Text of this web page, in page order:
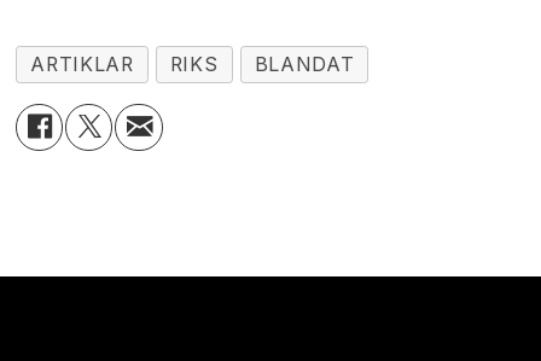
ARTIKLAR RIKS BLANDAT